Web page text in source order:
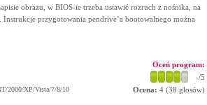
obrazu, w BIOS-ie trzeba ustawić rozruch z nośnika, na
przygotowania pendrive’a bootowalnego można
2000/XP/Vista/7/8/10
Oceń program:
-/5
Ocena: 4(38 głosów)